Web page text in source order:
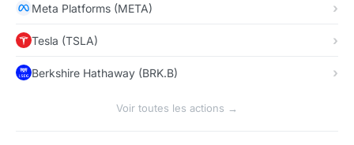
Meta Platforms (META)
Tesla (TSLA)
Berkshire Hathaway (BRK.B)
Voir toutes les actions →